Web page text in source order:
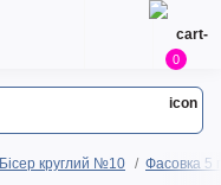
0
Бісер круглий №10 Фасовка 5